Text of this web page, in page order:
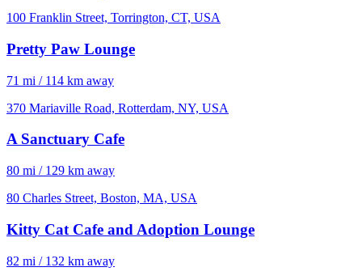
100 Franklin Street, Torrington, CT, USA
Pretty Paw Lounge
71 mi / 114 km away
370 Mariaville Road, Rotterdam, NY, USA
A Sanctuary Cafe
80 mi / 129 km away
80 Charles Street, Boston, MA, USA
Kitty Cat Cafe and Adoption Lounge
82 mi / 132 km away